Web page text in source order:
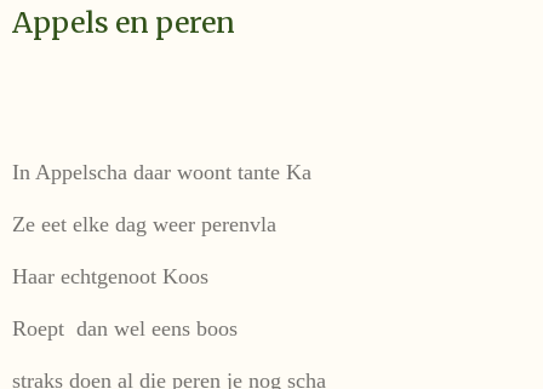
Appels en peren
In Appelscha daar woont tante Ka
Ze eet elke dag weer perenvla
Haar echtgenoot Koos
Roept dan wel eens boos
straks doen al die peren je nog scha